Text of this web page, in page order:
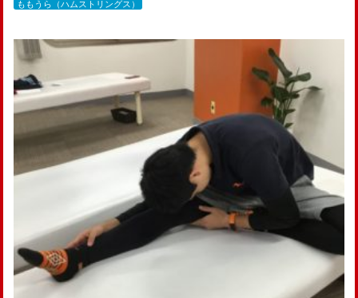
ももうら（ハムストリングス）